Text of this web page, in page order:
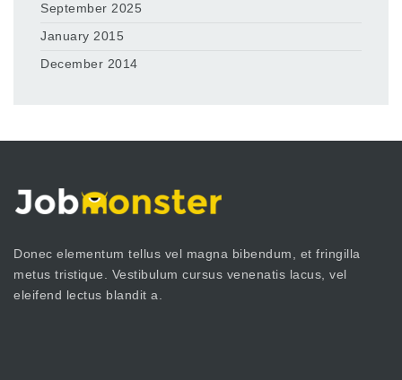
September 2025
January 2015
December 2014
Donec elementum tellus vel magna bibendum, et fringilla
metus tristique. Vestibulum cursus venenatis lacus, vel
eleifend lectus blandit a.